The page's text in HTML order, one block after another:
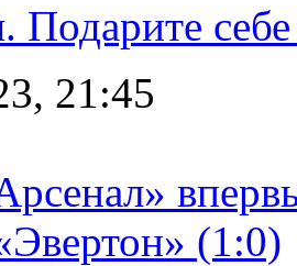
Подарите
21:45
(1:0)